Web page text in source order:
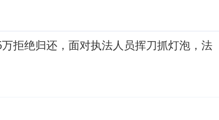
拒绝归还，面对执法人员挥刀抓灯泡，法